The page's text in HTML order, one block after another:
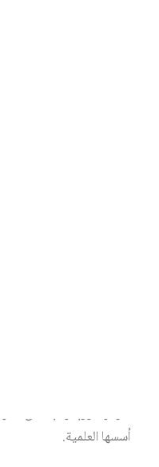
شرحها، وربطها بالنّسق
أسسها العلمية.